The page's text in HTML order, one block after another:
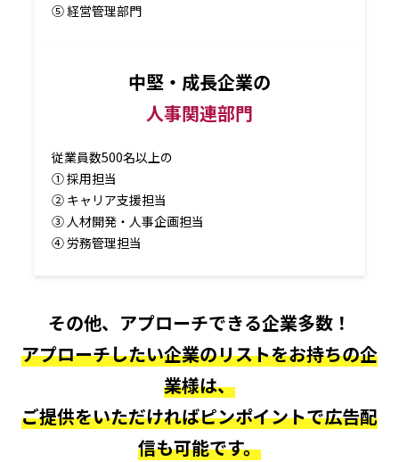
⑤ 経営管理部門
中堅・成長企業の
人事関連部門
従業員数500名以上の
① 採用担当
② キャリア支援担当
③ 人材開発・人事企画担当
④ 労務管理担当
その他、アプローチできる企業多数！
アプローチしたい企業のリストをお持ちの企
業様は、
ご提供をいただければピンポイントで広告配
信も可能です。